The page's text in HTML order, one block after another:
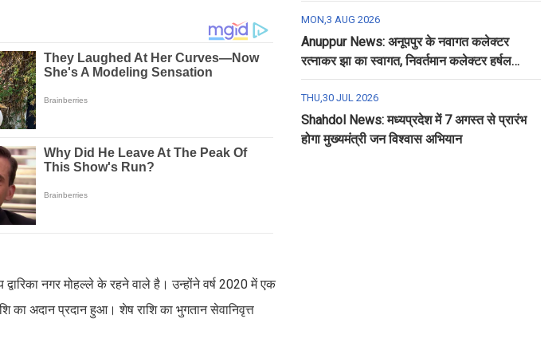
नगर मोहल्ले के रहने वाले है। उन्होंने वर्ष 2020 में एक
का अदान प्रदान हुआ। शेष राशि का भुगतान सेवानिवृत्त
MON,3 AUG 2026
Anuppur News: अनूपपुर के नवागत कलेक्टर
रत्नाकर झा का स्वागत, निवर्तमान कलेक्टर हर्षल
पंचोली को दी गई विदाई
THU,30 JUL 2026
Shahdol News: मध्यप्रदेश में 7 अगस्त से प्रारंभ
होगा मुख्यमंत्री जन विश्वास अभियान